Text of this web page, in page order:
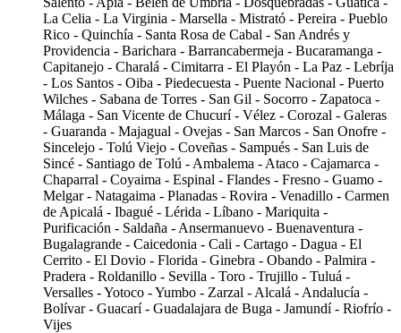
La Celia - La Virginia - Marsella - Mistrató - Pereira - Pueblo
Rico - Quinchía - Santa Rosa de Cabal - San Andrés y
Providencia - Barichara - Barrancabermeja - Bucaramanga -
Capitanejo - Charalá - Cimitarra - El Playón - La Paz - Lebríja
- Los Santos - Oiba - Piedecuesta - Puente Nacional - Puerto
Wilches - Sabana de Torres - San Gil - Socorro - Zapatoca -
Málaga - San Vicente de Chucurí - Vélez - Corozal - Galeras
- Guaranda - Majagual - Ovejas - San Marcos - San Onofre -
Sincelejo - Tolú Viejo - Coveñas - Sampués - San Luis de
Sincé - Santiago de Tolú - Ambalema - Ataco - Cajamarca -
Chaparral - Coyaima - Espinal - Flandes - Fresno - Guamo -
Melgar - Natagaima - Planadas - Rovira - Venadillo - Carmen
de Apicalá - Ibagué - Lérida - Líbano - Mariquita -
Purificación - Saldaña - Ansermanuevo - Buenaventura -
Bugalagrande - Caicedonia - Cali - Cartago - Dagua - El
Cerrito - El Dovio - Florida - Ginebra - Obando - Palmira -
Pradera - Roldanillo - Sevilla - Toro - Trujillo - Tuluá -
Versalles - Yotoco - Yumbo - Zarzal - Alcalá - Andalucía -
Bolívar - Guacarí - Guadalajara de Buga - Jamundí - Riofrío -
Vijes